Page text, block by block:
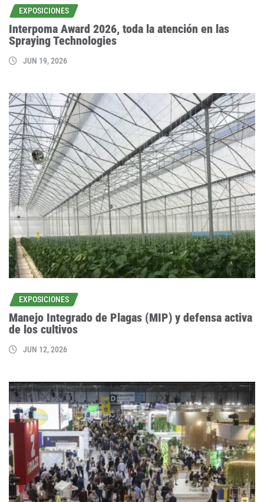
EXPOSICIONES
Interpoma Award 2026, toda la atención en las
Spraying Technologies
JUN 19, 2026
EXPOSICIONES
Manejo Integrado de Plagas (MIP) y defensa activa
de los cultivos
JUN 12, 2026